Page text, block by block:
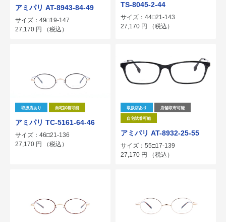
アミパリ AT-8943-84-49
サイズ：49□19-147
27,170 円 （税込）
TS-8045-2-44
サイズ：44□21-143
27,170 円 （税込）
取扱店あり 自宅試着可能
アミパリ TC-5161-64-46
サイズ：46□21-136
27,170 円 （税込）
取扱店あり 店舗取寄可能
自宅試着可能
アミパリ AT-8932-25-55
サイズ：55□17-139
27,170 円 （税込）